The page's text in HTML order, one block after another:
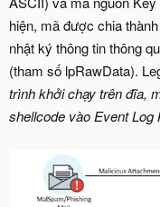
hiện, mã được chia
nhật ký thông tin thông
(tham số lpRawData).
trình khởi chạy trên đĩa,
shellcode vào Event